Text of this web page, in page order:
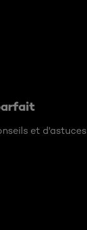
et d'astuces